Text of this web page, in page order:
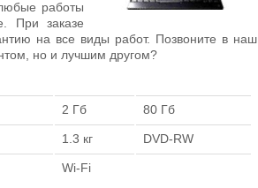
работы
При заказе
на все виды работ. Позвоните в наш
но и лучшим другом?
2 Гб 80 Гб
1.3 кг DVD-RW
Wi-Fi